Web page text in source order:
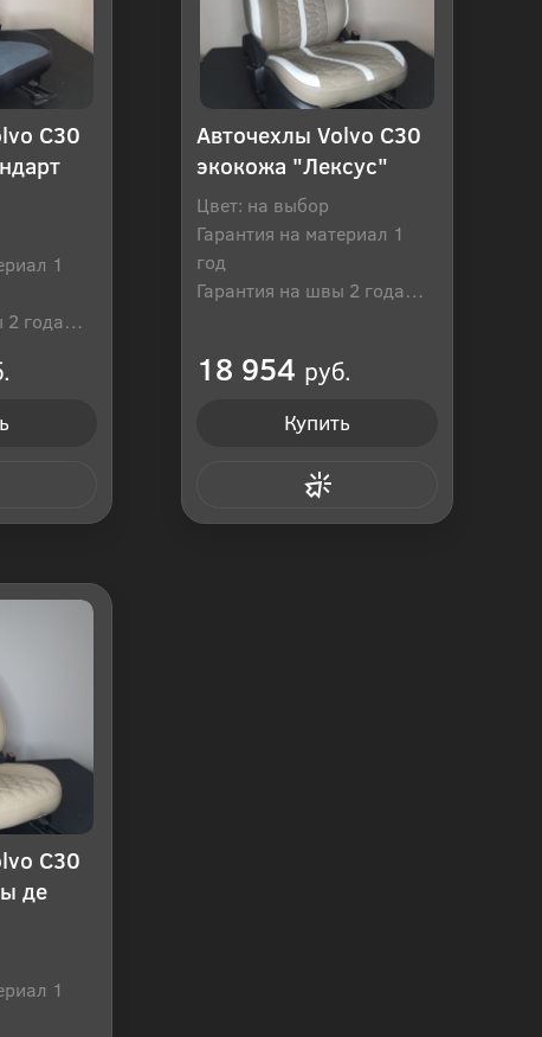
C30
1
2 года
Авточехлы Volvo C30
экокожа "Лексус"
Цвет: на выбор
Гарантия на материал 1
год
Гарантия на швы 2 года
18 954 руб.
Купить
C30
де
1